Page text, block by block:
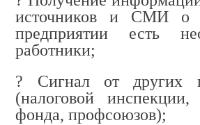
источников и СМИ о
предприятии есть
работники;
? Сигнал от других
(налоговой инспекции,
фонда, профсоюзов);